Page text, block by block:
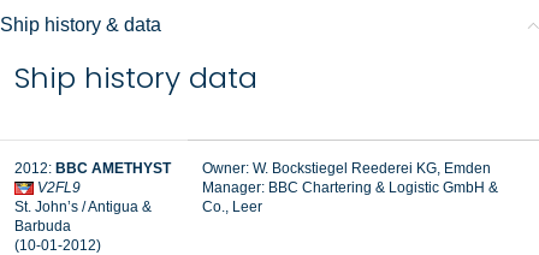
Ship history & data
Ship history data
2012: BBC AMETHYST
V2FL9
St. John’s / Antigua &
Barbuda
(10-01-2012)
Owner: W. Bockstiegel Reederei KG, Emden
Manager: BBC Chartering & Logistic GmbH &
Co., Leer